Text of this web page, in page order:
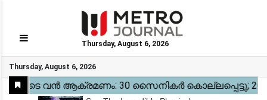
Thursday, August 6, 2026
Thursday, August 6, 2026
GO
Home
Kerala
National
Gulf
World
Sports
Movies
Health
Automobile
Travel
Education
Novel
Business
Technology
Webstory